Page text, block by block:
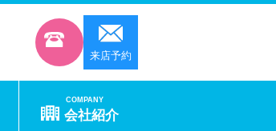
来店予約
COMPANY
会社紹介